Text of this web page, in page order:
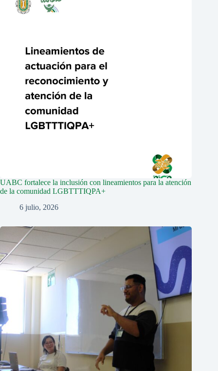
UABC fortalece la inclusión con lineamientos para la atención
de la comunidad LGBTTTIQPA+
6 julio, 2026